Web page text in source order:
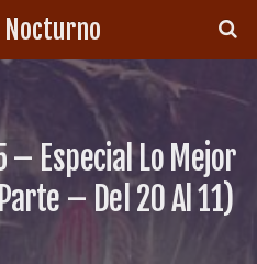
Nocturno
– Especial Lo Mejor
– Del 20 Al 11)